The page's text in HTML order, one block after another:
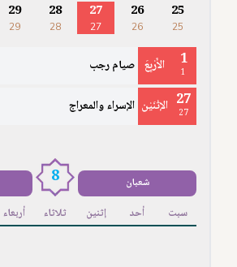
25
25
26
26
27
27
28
28
29
29
1
1 الأَرْبِعَ صيام رجب
27
27 الإثْنَيْن الإسراء والمعراج
شعبان 8
سبت أحد إثنين ثلاثاء أربعاء